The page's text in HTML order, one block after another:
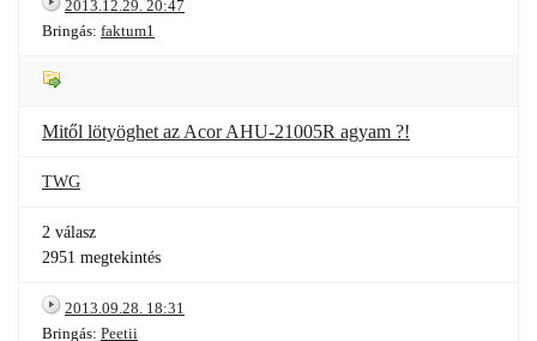
2013.12.29. 20:47
Bringás: faktum1
Mitől lötyöghet az Acor AHU-21005R agyam ?!
TWG
2 válasz
2951 megtekintés
2013.09.28. 18:31
Bringás: Peetii